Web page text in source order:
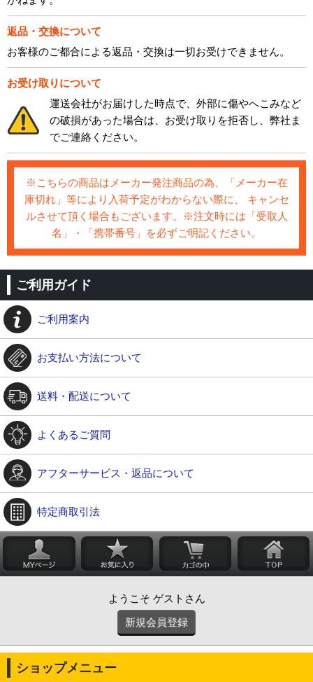
返品・交換について
お客様のご都合による返品・交換は一切お受けできません。
お受け取りについて
運送会社がお届けした時点で、外部に傷やへこみなど
の破損があった場合は、お受け取りを拒否し、弊社ま
でご連絡ください。
※こちらの商品はメーカー発注商品の為、「メーカー在
庫切れ」等により入荷予定がわからない際に、 キャンセ
ルさせて頂く場合もございます。※注文時には「受取人
名」・「携帯番号」を必ずご明記ください。
ご利用ガイド
ご利用案内
お支払い方法について
送料・配送について
よくあるご質問
アフターサービス・返品について
特定商取引法
ようこそ ゲストさん
新規会員登録
ショップメニュー